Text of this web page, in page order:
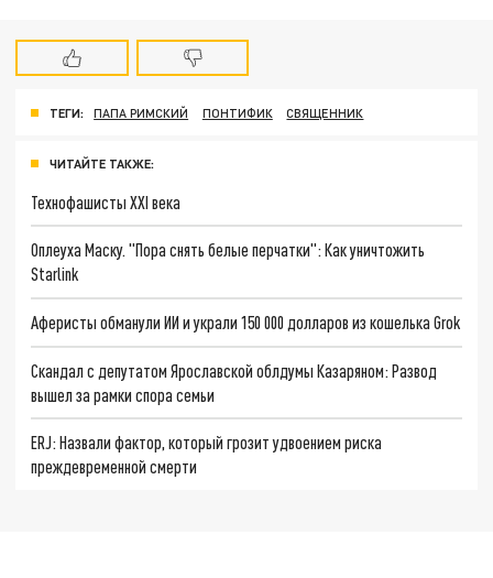
ТЕГИ: ПАПА РИМСКИЙ ПОНТИФИК СВЯЩЕННИК
ЧИТАЙТЕ ТАКЖЕ:
Технофашисты XXI века
Оплеуха Маску. "Пора снять белые перчатки": Как уничтожить
Starlink
Аферисты обманули ИИ и украли 150 000 долларов из кошелька Grok
Скандал с депутатом Ярославской облдумы Казаряном: Развод
вышел за рамки спора семьи
ERJ: Назвали фактор, который грозит удвоением риска
преждевременной смерти